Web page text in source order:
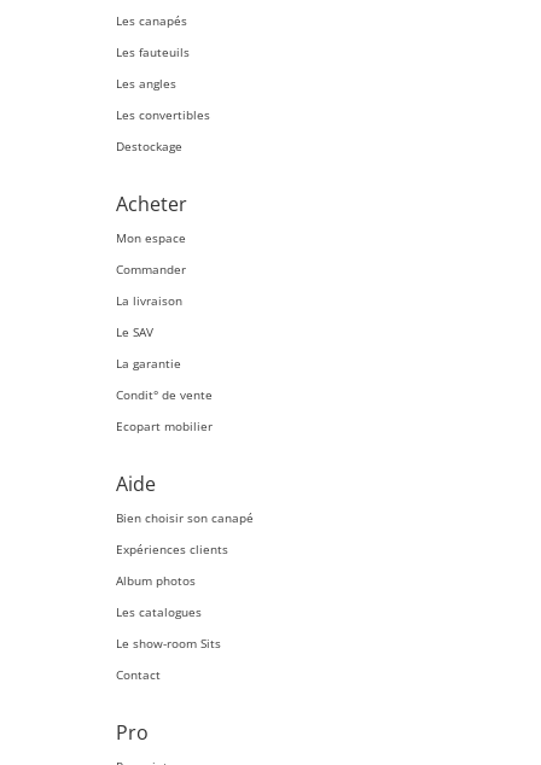
Les canapés
Les fauteuils
Les angles
Les convertibles
Destockage
Acheter
Mon espace
Commander
La livraison
Le SAV
La garantie
Condit° de vente
Ecopart mobilier
Aide
Bien choisir son canapé
Expériences clients
Album photos
Les catalogues
Le show-room Sits
Contact
Pro